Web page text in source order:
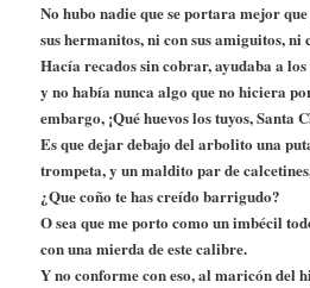
No hubo nadie que se portara mejor
sus hermanitos, ni con sus amiguitos, ni
Hacía recados sin cobrar, ayudaba a
y no había nunca algo que no hiciera
embargo, ¡Qué huevos los tuyos, Santa
Es que dejar debajo del arbolito una
trompeta, y un maldito par de
¿Que coño te has creído barrigudo?
O sea que me porto como un imbécil
con una mierda de este calibre.
Y no conforme con eso, al maricón del